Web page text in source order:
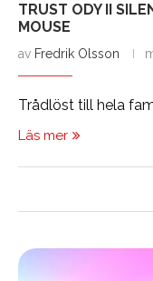
TRUST ODY II
MOUSE
av Fredrik Olsson
Trådlöst till hela
Läs mer